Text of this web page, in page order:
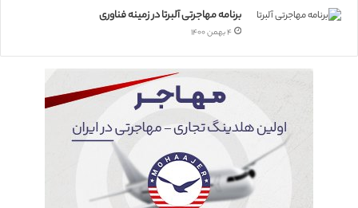
برنامه مهاجرتی آلبرتا در زمینه فناوری
۴ بهمن ۱۴۰۰